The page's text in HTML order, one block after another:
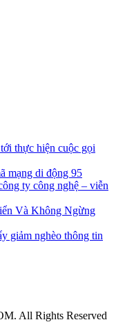
thực hiện cuộc gọi
mạng di động 95
ty công nghệ – viễn
Và Không Ngừng
giảm nghèo thông tin
All Rights Reserved